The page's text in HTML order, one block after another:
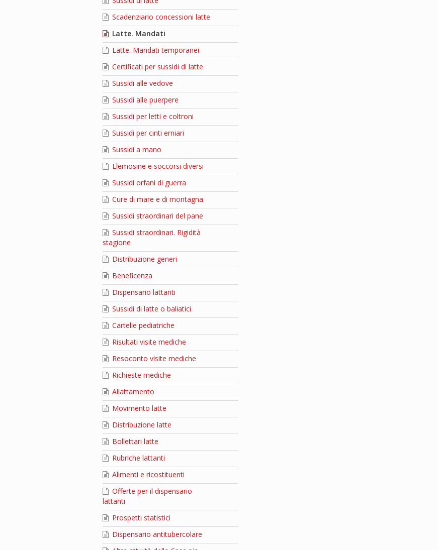
Scadenziario concessioni latte
Latte. Mandati
Latte. Mandati temporanei
Certificati per sussidi di latte
Sussidi alle vedove
Sussidi alle puerpere
Sussidi per letti e coltroni
Sussidi per cinti erniari
Sussidi a mano
Elemosine e soccorsi diversi
Sussidi orfani di guerra
Cure di mare e di montagna
Sussidi straordinari del pane
Sussidi straordinari. Rigidità
stagione
Distribuzione generi
Beneficenza
Dispensario lattanti
Sussidi di latte o baliatici
Cartelle pediatriche
Risultati visite mediche
Resoconto visite mediche
Richieste mediche
Allattamento
Movimento latte
Distribuzione latte
Bollettari latte
Rubriche lattanti
Alimenti e ricostituenti
Offerte per il dispensario
lattanti
Prospetti statistici
Dispensario antitubercolare